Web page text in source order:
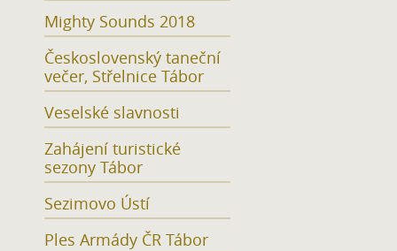
Mighty Sounds 2018
Československý taneční
večer, Střelnice Tábor
Veselské slavnosti
Zahájení turistické
sezony Tábor
Sezimovo Ústí
Ples Armády ČR Tábor